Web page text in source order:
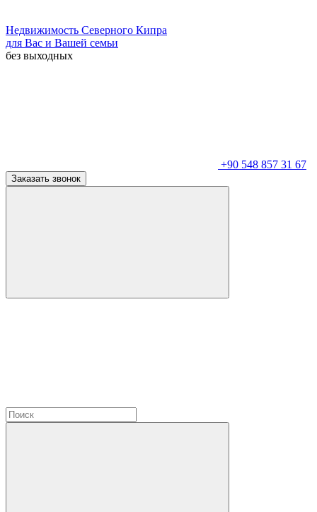
Недвижимость Северного Кипра
для Вас и Вашей семьи
без выходных
+90 548 857 31 67
Заказать звонок